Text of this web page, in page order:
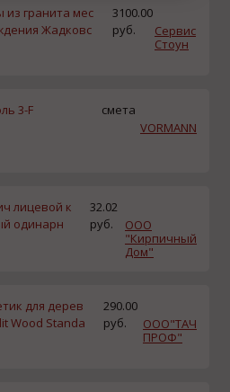
из гранита мес
Жадковс
3100.00
руб.
Сервис
Стоун
3-F
смета
VORMANN
лицевой к
одинарн
32.02
руб.
ООО
"Кирпичный
Дом"
для дерев
Wood Standa
290.00
руб.
ООО"ТАЧ
ПРОФ"